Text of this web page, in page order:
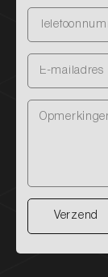
Verzend
Verzend